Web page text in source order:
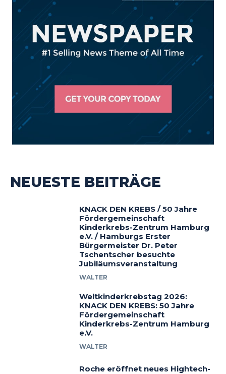
NEUESTE BEITRÄGE
KNACK DEN KREBS / 50 Jahre
Fördergemeinschaft
Kinderkrebs-Zentrum Hamburg
e.V. / Hamburgs Erster
Bürgermeister Dr. Peter
Tschentscher besuchte
Jubiläumsveranstaltung
WALTER
Weltkinderkrebstag 2026:
KNACK DEN KREBS: 50 Jahre
Fördergemeinschaft
Kinderkrebs-Zentrum Hamburg
e.V.
WALTER
Roche eröffnet neues Hightech-